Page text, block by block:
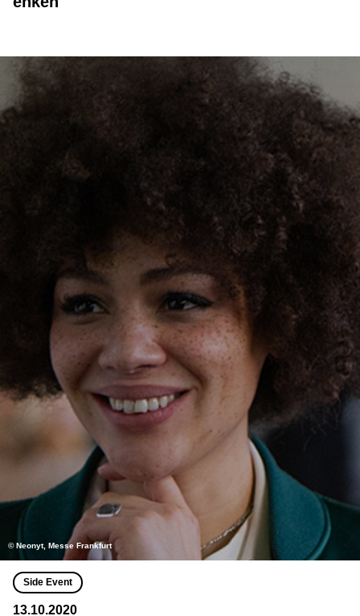
© Neonyt, Messe Frankfurt
Side Event
13.10.2020